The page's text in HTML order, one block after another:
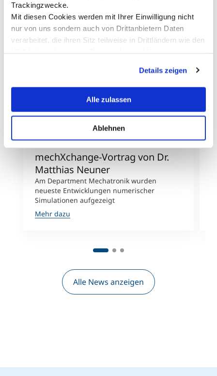
Trackingzwecke.
Mit diesen Cookies werden mit Ihrer Einwilligung nicht
nur von uns sondern auch von Drittanbietern Daten
verarbeitet, die ihren Sitz teilweise in Drittländern wie den
erklären Ihnen genau, was eine Datenübermittlung in die
USA bedeuten kann.
Details zeigen
Alle zulassen
Ablehnen
mechXchange-Vortrag von Dr.
Matthias Neuner
Am Department Mechatronik wurden
neueste Entwicklungen numerischer
Simulationen aufgezeigt
Mehr dazu
Alle News anzeigen